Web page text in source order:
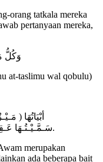
orang tatkala mereka
pertanyaan mereka,
وَكُلُّ
at-taslimu wal qobulu)
أبْيَاتُهَا (
سَـمَّـيْـتُـهَا عَـقِـيْدَةَ الْـعَوَام : مِـنْ وَاجِبٍ فِي الدِّيْنِ بِالتَمَامِ.
merupakan
ada beberapa bait